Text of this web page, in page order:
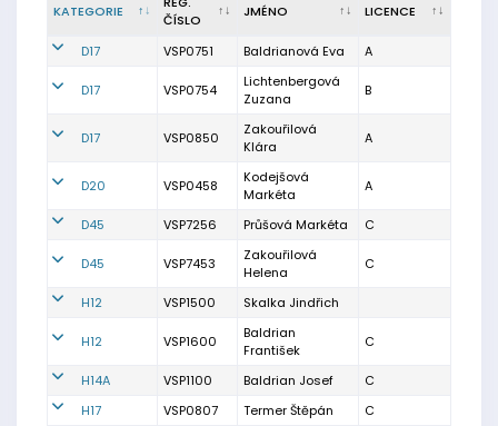
KATEGORIE
ČÍSLO
JMÉNO LICENCE
D17 VSP0751 Baldrianová Eva A
D17 VSP0754
Lichtenbergová
Zuzana
B
D17 VSP0850
Zakouřilová
Klára
A
D20 VSP0458
Kodejšová
Markéta
A
D45 VSP7256 Průšová Markéta C
D45 VSP7453
Zakouřilová
Helena
C
H12 VSP1500 Skalka Jindřich
H12 VSP1600
Baldrian
František
C
H14A VSP1100 Baldrian Josef
C
H17
VSP0807 Termer Štěpán C